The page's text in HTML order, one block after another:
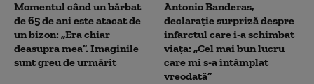
Momentul când un bărbat
de 65 de ani este atacat de
un bizon: „Era chiar
deasupra mea”. Imaginile
sunt greu de urmărit
Antonio Banderas,
declarație surpriză despre
infarctul care i-a schimbat
viața: „Cel mai bun lucru
care mi s-a întâmplat
vreodată”